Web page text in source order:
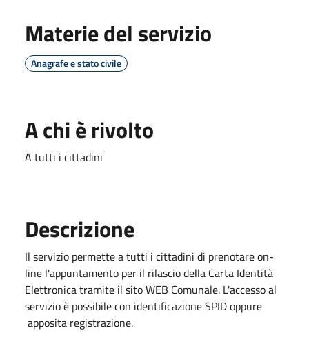
Materie del servizio
Anagrafe e stato civile
A chi è rivolto
A tutti i cittadini
Descrizione
Il servizio permette a tutti i cittadini di prenotare on-
line l'appuntamento per il rilascio della Carta Identità
Elettronica tramite il sito WEB Comunale. L'accesso al
servizio è possibile con identificazione SPID oppure
apposita registrazione.